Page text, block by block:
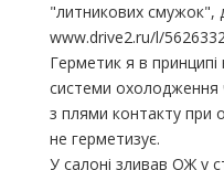
"литникових смужок",
www.drive2.ru/l/
Герметик я в
системи
з плями контакту при
не герметизує.
У салоні зливав ОЖ у